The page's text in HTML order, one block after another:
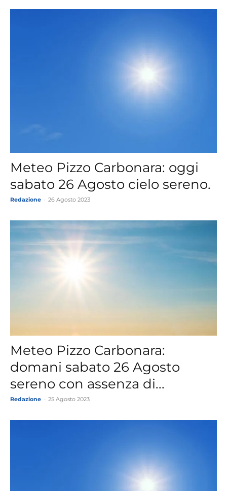
Meteo Pizzo Carbonara: oggi
sabato 26 Agosto cielo sereno.
Redazione 26 Agosto 2023
Meteo Pizzo Carbonara:
domani sabato 26 Agosto
sereno con assenza di...
Redazione 25 Agosto 2023